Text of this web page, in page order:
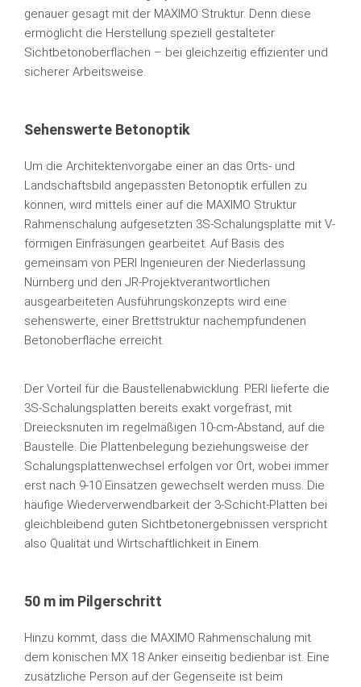
genauer gesagt mit der MAXIMO Struktur. Denn diese
ermöglicht die Herstellung speziell gestalteter
Sichtbetonoberflächen – bei gleichzeitig effizienter und
sicherer Arbeitsweise.
Sehenswerte Betonoptik
Um die Architektenvorgabe einer an das Orts- und
Landschaftsbild angepassten Betonoptik erfüllen zu
können, wird mittels einer auf die MAXIMO Struktur
Rahmenschalung aufgesetzten 3S-Schalungsplatte mit V-
förmigen Einfräsungen gearbeitet. Auf Basis des
gemeinsam von PERI Ingenieuren der Niederlassung
Nürnberg und den JR-Projektverantwortlichen
ausgearbeiteten Ausführungskonzepts wird eine
sehenswerte, einer Brettstruktur nachempfundenen
Betonoberfläche erreicht.
Der Vorteil für die Baustellenabwicklung: PERI lieferte die
3S-Schalungsplatten bereits exakt vorgefräst, mit
Dreiecksnuten im regelmäßigen 10-cm-Abstand, auf die
Baustelle. Die Plattenbelegung beziehungsweise der
Schalungsplattenwechsel erfolgen vor Ort, wobei immer
erst nach 9-10 Einsätzen gewechselt werden muss. Die
häufige Wiederverwendbarkeit der 3-Schicht-Platten bei
gleichbleibend guten Sichtbetonergebnissen verspricht
also Qualität und Wirtschaftlichkeit in Einem.
50 m im Pilgerschritt
Hinzu kommt, dass die MAXIMO Rahmenschalung mit
dem konischen MX 18 Anker einseitig bedienbar ist. Eine
zusätzliche Person auf der Gegenseite ist beim